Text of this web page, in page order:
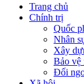
Trang chủ
Chính trị
Quốc
Nhân
Xây
Bảo vệ
Đối